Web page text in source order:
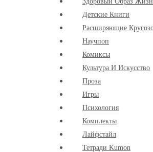
Детские Книги
Расширяющие
Научпоп
Комиксы
Культура И Искусство
Проза
Игры
Психология
Комплекты
Лайфстайл
Тетради Kumon